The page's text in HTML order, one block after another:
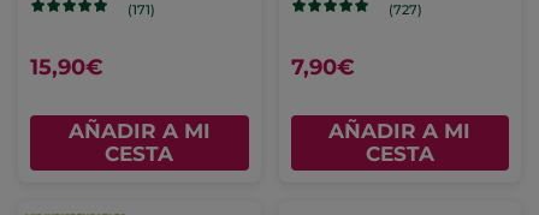
(171)
15,90€
AÑADIR A MI
CESTA
(727)
7,90€
AÑADIR A MI
CESTA